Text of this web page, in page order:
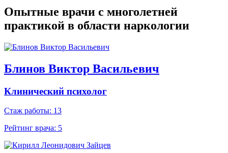
Опытные врачи с многолетней
практикой в области наркологии
Блинов Виктор Васильевич
Клинический психолог
Стаж работы: 13
Рейтинг врача: 5